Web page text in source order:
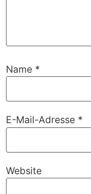
Name *
E-Mail-Adresse *
Website